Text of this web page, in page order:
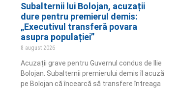
Subalternii lui Bolojan, acuzații
dure pentru premierul demis:
„Executivul transferă povara
asupra populației”
8 august 2026
Acuzații grave pentru Guvernul condus de Ilie
Bolojan. Subalternii premierului demis îl acuză
pe Bolojan că încearcă să transfere întreaga